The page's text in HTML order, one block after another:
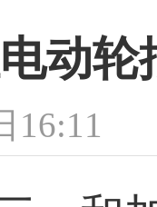
动
16:11